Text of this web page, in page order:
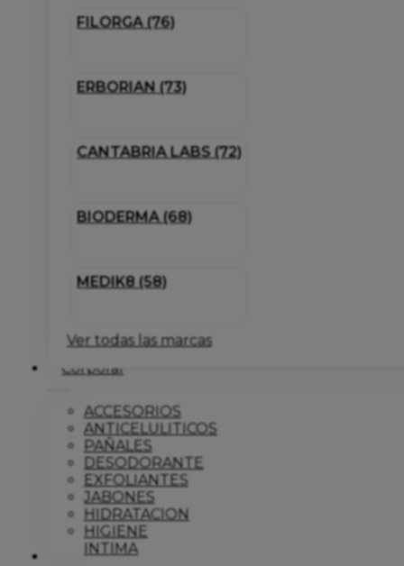
FILORGA (76)
ERBORIAN (73)
CANTABRIA LABS (72)
BIODERMA (68)
MEDIK8 (58)
Ver todas las marcas
Corporal
ACCESORIOS
ANTICELULITICOS
PAÑALES
DESODORANTE
EXFOLIANTES
JABONES
HIDRATACION
HIGIENE
INTIMA
Dermo